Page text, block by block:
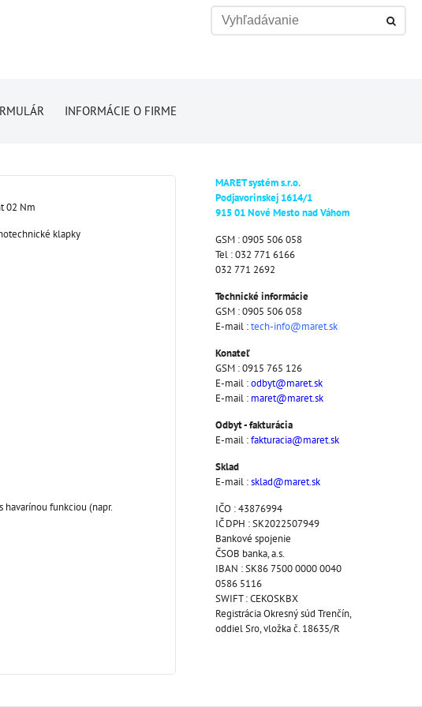
INFORMÁCIE O FIRME
02 Nm
klapky
funkciou (napr.
MARET systém s.r.o.
Podjavorinskej 1614/1
915 01 Nové Mesto nad Váhom
GSM : 0905 506 058
Tel : 032 771 6166
032 771 2692
Technické informácie
GSM : 0905 506 058
E-mail :tech-info@maret.sk
Konateľ
GSM : 0915 765 126
E-mail :odbyt@maret.sk
E-mail : maret@maret.sk
Odbyt - fakturácia
E-mail :fakturacia@maret.sk
Sklad
E-mail :sklad@maret.sk
IČO : 43876994
IČ DPH : SK2022507949
Bankové spojenie
ČSOB banka, a.s.
IBAN : SK86 7500 0000 0040
0586 5116
SWIFT : CEKOSKBX
Registrácia Okresný súd Trenčín,
oddiel Sro, vložka č. 18635/R